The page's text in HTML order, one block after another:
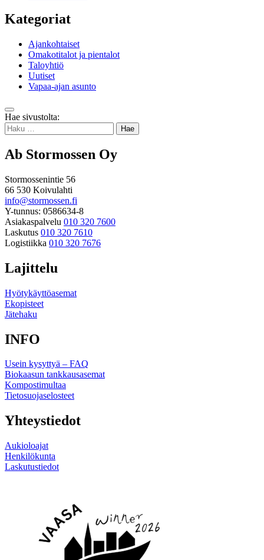
Kategoriat
Ajankohtaiset
Omakotitalot ja pientalot
Taloyhtiö
Uutiset
Vapaa-ajan asunto
Takaisin
ylös
Hae sivustolta:
Haku:
Ab Stormossen Oy
Stormossenintie 56
66 530 Koivulahti
info@stormossen.fi
Y-tunnus: 0586634-8
Asiakaspalvelu 010 320 7600
Laskutus 010 320 7610
Logistiikka 010 320 7676
Lajittelu
Hyötykäyttöasemat
Ekopisteet
Jätehaku
INFO
Usein kysyttyä – FAQ
Biokaasun tankkausasemat
Kompostimultaa
Tietosuojaselosteet
Yhteystiedot
Aukioloajat
Henkilökunta
Laskutustiedot